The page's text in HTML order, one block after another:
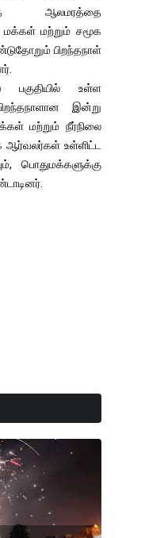
ஆலமரத்தை
மக்கள் மற்றும் சமூக
பிறந்தநாள்
பகுதியில் உள்ள
இன்று
மற்றும் நீர்நிலை
உள்ளிட்ட
பொதுமக்களுக்கு